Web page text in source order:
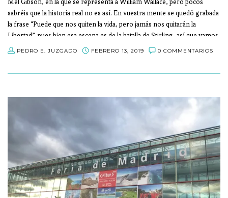
Mel Gibson, en la que se representa a William Wallace, pero pocos
sabréis que la historia real no es así. En vuestra mente se quedó grabada
la frase “Puede que nos quiten la vida, pero jamás nos quitarán la
Libertad”, pues bien esa escena es de la batalla de Stirling, así que vamos
a descubrir esta ciudad tras las huellas de William Wallace.
PEDRO E. JUZGADO FEBRERO 13, 2019 0 COMMENTARIOS